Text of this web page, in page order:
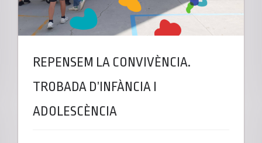
REPENSEM LA CONVIVÈNCIA.
TROBADA D’INFÀNCIA I
ADOLESCÈNCIA